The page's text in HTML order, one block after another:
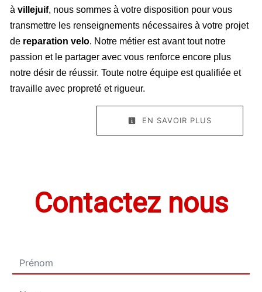
à villejuif, nous sommes à votre disposition pour vous
transmettre les renseignements nécessaires à votre projet
de reparation velo. Notre métier est avant tout notre
passion et le partager avec vous renforce encore plus
notre désir de réussir. Toute notre équipe est qualifiée et
travaille avec propreté et rigueur.
EN SAVOIR PLUS
Contactez nous